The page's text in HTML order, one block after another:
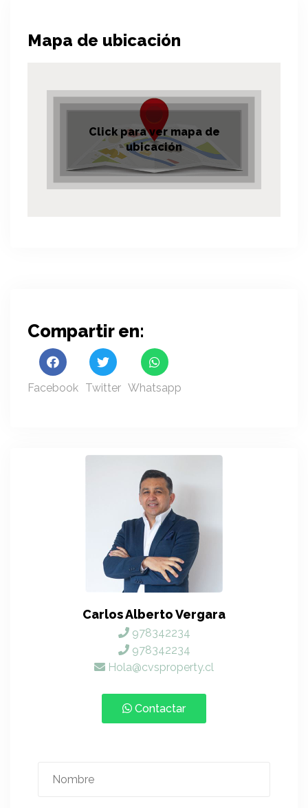
Mapa de ubicación
Click para ver mapa de
ubicación
Compartir en:
Facebook Twitter Whatsapp
Carlos Alberto Vergara
978342234
978342234
Hola@cvsproperty.cl
Contactar